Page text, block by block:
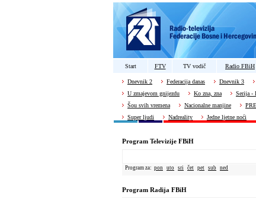
Start FTV TV vodič Radio FBiH
Dnevnik 2 Federacija danas Dnevnik 3
U zmajevom gnijezdu
Ko zna, zna Serija -
Šou svih vremena
Nacionalne manjine
Super ljudi
Nadreality Jedne ljetne noći
Program Televizije FBiH
Program za: pon uto sri čet pet sub ned
Program Radija FBiH